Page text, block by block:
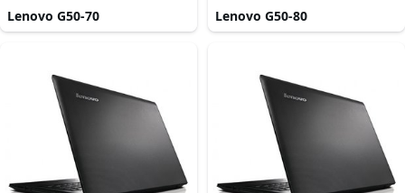
Lenovo G50-70 Lenovo G50-80